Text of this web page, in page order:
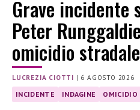
Grave incidente
Peter
omicidio stradale
LUCREZIA CIOTTI | 6 AGOSTO 2026
INCIDENTE INDAGINE OMICIDIO